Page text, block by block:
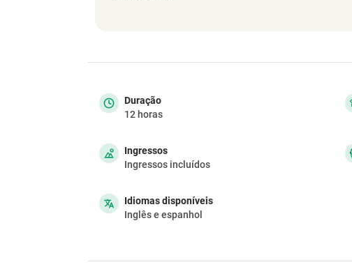
Duração
12 horas
Ingressos
Ingressos incluídos
Idiomas disponíveis
Inglês e espanhol